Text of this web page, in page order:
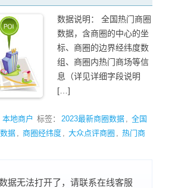
数据说明： 全国热门商圈
数据，含商圈的中心的坐
标、商圈的边界经纬度数
组、商圈内热门商场等信
息（详见详细字段说明
[…]
本地商户 标签： 2023最新商圈数据 , 全国
据 , 商圈经纬度 , 大众点评商圈 , 热门商
据无法打开了，请联系在线客服